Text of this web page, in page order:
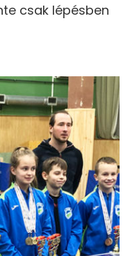
csak lépésben